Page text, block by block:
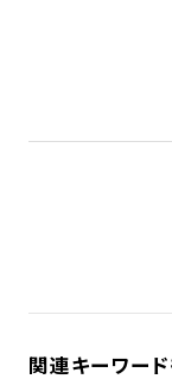
関連キーワード